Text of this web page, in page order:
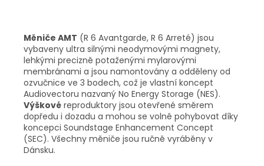
Měniče AMT (R 6 Avantgarde, R 6 Arreté) jsou
vybaveny ultra silnými neodymovými magnety,
lehkými precizně potaženými mylarovými
membránami a jsou namontovány a odděleny od
ozvučnice ve 3 bodech, což je vlastní koncept
Audiovectoru nazvaný No Energy Storage (NES).
Výškové reproduktory jsou otevřené směrem
dopředu i dozadu a mohou se volně pohybovat díky
koncepci Soundstage Enhancement Concept
(SEC). Všechny měniče jsou ručně vyráběny v
Dánsku.